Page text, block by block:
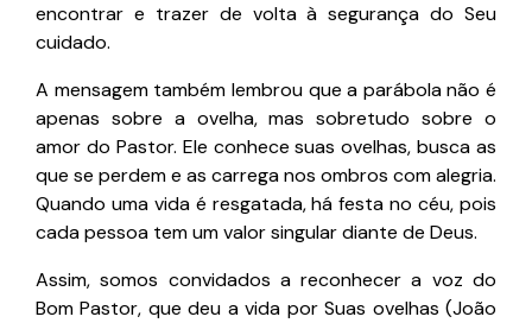
encontrar e trazer de volta à segurança do Seu
cuidado.
A mensagem também lembrou que a parábola não é
apenas sobre a ovelha, mas sobretudo sobre o
amor do Pastor. Ele conhece suas ovelhas, busca as
que se perdem e as carrega nos ombros com alegria.
Quando uma vida é resgatada, há festa no céu, pois
cada pessoa tem um valor singular diante de Deus.
Assim, somos convidados a reconhecer a voz do
Bom Pastor, que deu a vida por Suas ovelhas (João